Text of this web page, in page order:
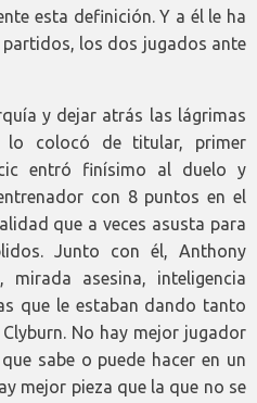
esta definición. Y a él le ha
los dos jugados ante
y dejar atrás las lágrimas
lo colocó de titular, primer
entró finísimo al duelo y
con 8 puntos en el
que a veces asusta para
Junto con él, Anthony
asesina, inteligencia
que le estaban dando tanto
No hay mejor jugador
sabe o puede hacer en un
mejor pieza que la que no se